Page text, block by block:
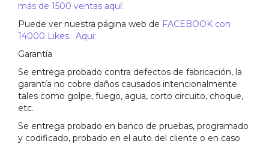
más de 1500 ventas aquí:
Puede ver nuestra página web de FACEBOOK con
14000 Likes: Aqui:
Garantía
Se entrega probado contra defectos de fabricación, la
garantía no cobre daños causados intencionalmente
tales como golpe, fuego, agua, corto circuito, choque,
etc.
Se entrega probado en banco de pruebas, programado
y codificado, probado en el auto del cliente o en caso